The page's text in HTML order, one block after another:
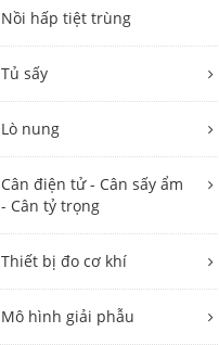
Nồi hấp tiệt trùng
Tủ sấy
Lò nung
Cân điện tử - Cân sấy ẩm
- Cân tỷ trọng
Thiết bị đo cơ khí
Mô hình giải phẫu